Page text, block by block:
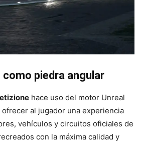
como piedra angular
hace uso del motor Unreal
al jugador una experiencia
vehículos y circuitos oficiales de
con la máxima calidad y